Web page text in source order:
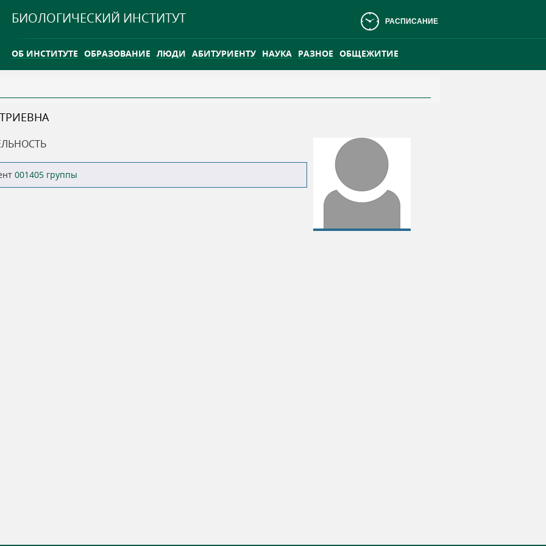
БИОЛОГИЧЕСКИЙ ИНСТИТУТ РАСПИСАНИЕ
ОБ ИНСТИТУТЕ ОБРАЗОВАНИЕ ЛЮДИ АБИТУРИЕНТУ НАУКА РАЗНОЕ ОБЩЕЖИТИЕ
ТГУ ОТКРЫЛ ИССЛЕДОВАТЕЛЬСКУЮ СТАНЦИЮ НА ВАСЮГАНСКОМ БОЛОТЕ
001405 группы